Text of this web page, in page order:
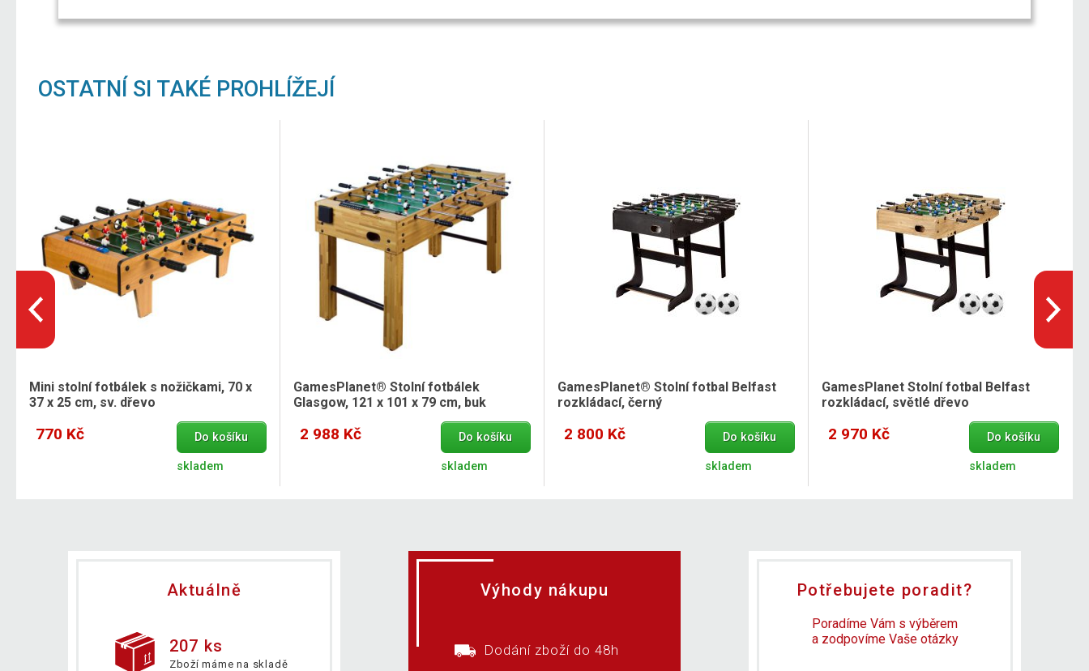
OSTATNÍ SI TAKÉ PROHLÍŽEJÍ
Mini stolní fotbálek s nožičkami, 70 x
37 x 25 cm, sv. dřevo
770 Kč Do košíku
skladem
GamesPlanet® Stolní fotbálek
Glasgow, 121 x 101 x 79 cm, buk
2 988 Kč Do košíku
skladem
GamesPlanet® Stolní fotbal Belfast
rozkládací, černý
2 800 Kč Do košíku
skladem
GamesPlanet Stolní fotbal Belfast
rozkládací, světlé dřevo
2 970 Kč Do košíku
skladem
Aktuálně
207 ks
Zboží máme na skladě
Výhody nákupu
Dodání zboží do 48h
Potřebujete poradit?
Poradíme Vám s výběrem
a zodpovíme Vaše otázky